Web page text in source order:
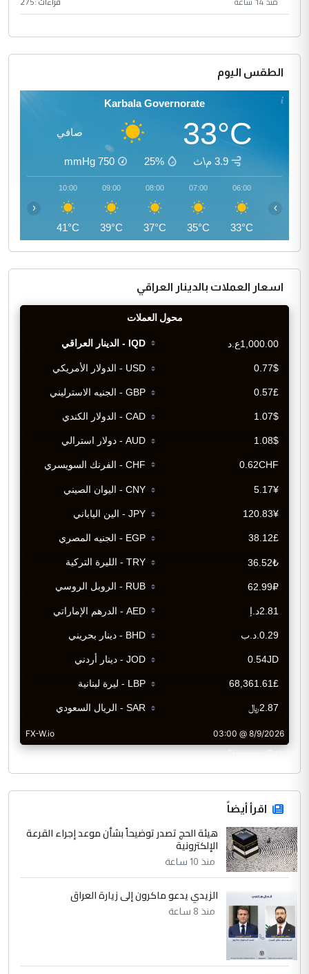
الطقس اليوم
Karbala Governorate
33°C صافي
3.9 م\ث 25%
750
mmHg
06:00
33°C
07:00
35°C
08:00
37°C
09:00
39°C
10:00
41°C
‹ ›
اسعار العملات بالدينار العراقي
CurrencyRate
اقرأ أيضاً
هيئة الحج تصدر توضيحاً بشأن موعد إجراء القرعة
الإلكترونية
منذ 10 ساعة
الزيدي يدعو ماكرون إلى زيارة العراق
منذ 8 ساعة